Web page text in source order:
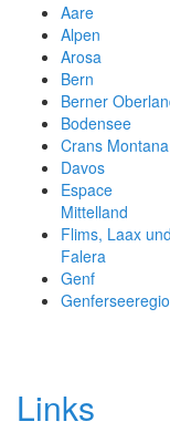
Aare
Alpen
Arosa
Bern
Berner
Bodensee
Crans Montana
Davos
Espace
Mittelland
Flims, Laax und
Falera
Genf
Links